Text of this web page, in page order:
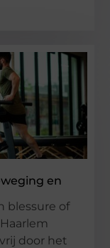
en
blessure of
door het